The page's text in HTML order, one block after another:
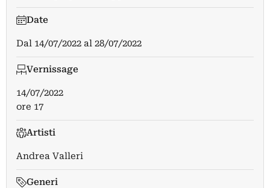
Date
Dal 14/07/2022 al 28/07/2022
Vernissage
14/07/2022
ore 17
Artisti
Andrea Valleri
Generi